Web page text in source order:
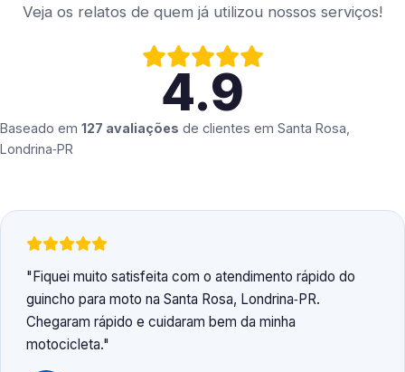
Veja os relatos de quem já utilizou nossos serviços!
4.9
Baseado em 127 avaliações de clientes em Santa Rosa,
Londrina‑PR
Fiquei muito satisfeita com o atendimento rápido do
guincho para moto na Santa Rosa, Londrina‑PR.
Chegaram rápido e cuidaram bem da minha
motocicleta.